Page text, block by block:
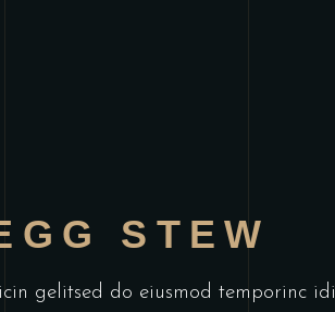
STEW
gelitsed do eiusmod temporinc